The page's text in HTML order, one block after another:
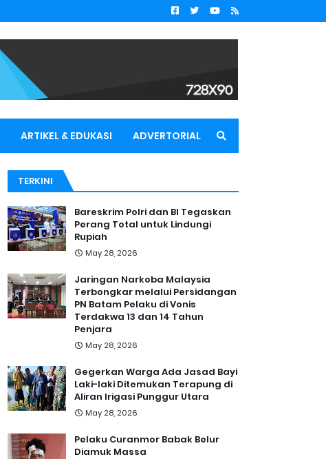
ARTIKEL & EDUKASI ADVERTORIAL
TERKINI
Bareskrim Polri dan BI Tegaskan
Perang Total untuk Lindungi
Rupiah
May 28, 2026
Jaringan Narkoba Malaysia
Terbongkar melalui Persidangan
PN Batam Pelaku di Vonis
Terdakwa 13 dan 14 Tahun
Penjara
May 28, 2026
Gegerkan Warga Ada Jasad Bayi
Laki-laki Ditemukan Terapung di
Aliran Irigasi Punggur Utara
May 28, 2026
Pelaku Curanmor Babak Belur
Diamuk Massa